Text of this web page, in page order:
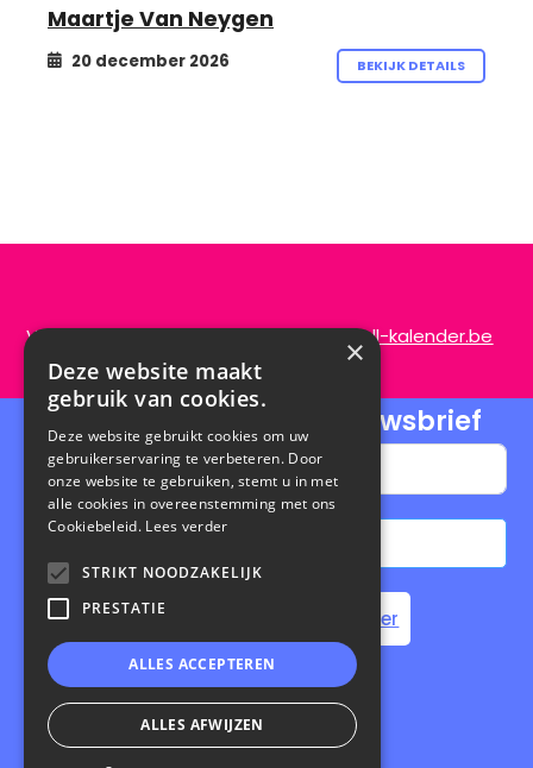
Maartje Van Neygen
20 december 2026 BEKIJK DETAILS
Vragen of opmerkingen?info@de-scroll-kalender.be
Schrijf je in voor onze nieuwsbrief
Home Steun de Scroll Kalender
Privacybeleid|Cookiebeleid
×
Deze website maakt
gebruik van cookies.
Deze website gebruikt cookies om uw
gebruikerservaring te verbeteren. Door
onze website te gebruiken, stemt u in met
alle cookies in overeenstemming met ons
Cookiebeleid. Lees verder
STRIKT NOODZAKELIJK
PRESTATIE
ALLES ACCEPTEREN
ALLES AFWIJZEN